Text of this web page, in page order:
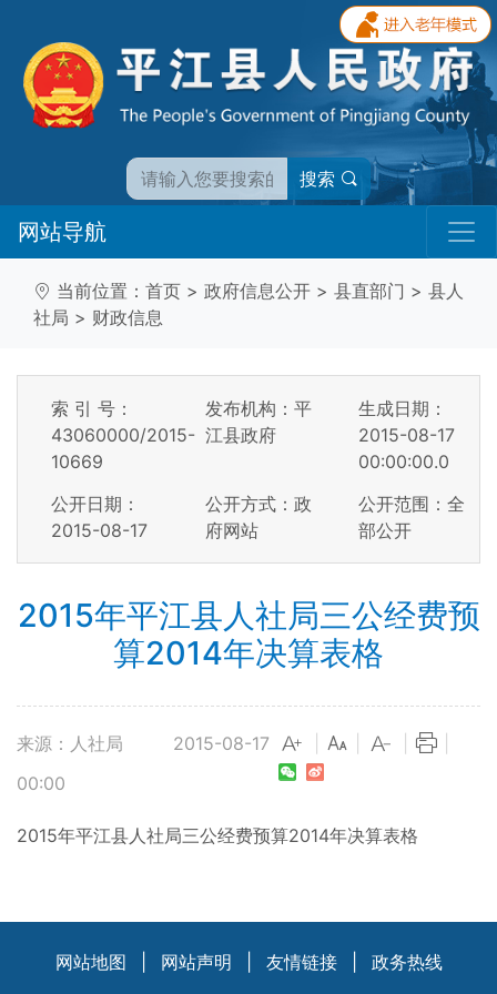
搜索
网站导航
当前位置： 首页 > 政府信息公开 > 县直部门 > 县人
社局 > 财政信息
索 引 号：
43060000/2015-
10669
发布机构：平
江县政府
生成日期：
2015-08-17
00:00:00.0
公开日期：
2015-08-17
公开方式：政
府网站
公开范围：全
部公开
2015年平江县人社局三公经费预
算2014年决算表格
来源：人社局
2015-08-17
00:00
2015年平江县人社局三公经费预算2014年决算表格
网站地图 网站声明 友情链接 政务热线